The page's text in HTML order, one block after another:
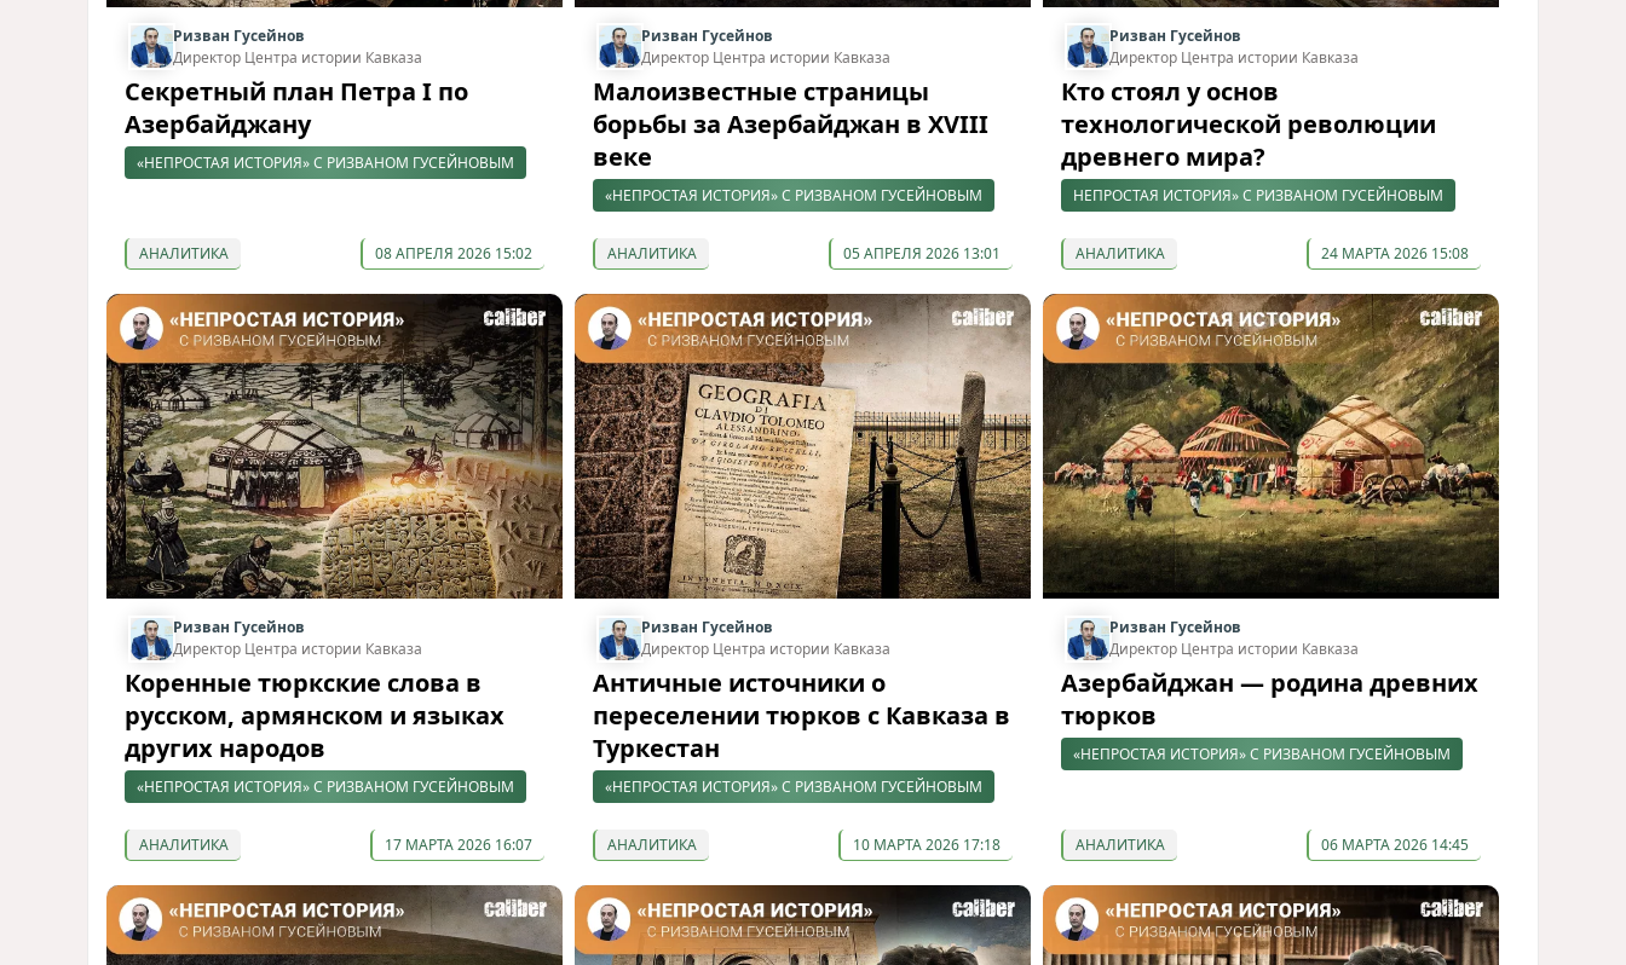
Ризван Гусейнов
Директор Центра истории Кавказа
Секретный план Петра I по
Азербайджану
«НЕПРОСТАЯ ИСТОРИЯ» С РИЗВАНОМ ГУСЕЙНОВЫМ
АНАЛИТИКА 08 АПРЕЛЯ 2026 15:02
Ризван Гусейнов
Директор Центра истории Кавказа
Малоизвестные страницы
борьбы за Азербайджан в XVIII
веке
«НЕПРОСТАЯ ИСТОРИЯ» С РИЗВАНОМ ГУСЕЙНОВЫМ
АНАЛИТИКА 05 АПРЕЛЯ 2026 13:01
Ризван Гусейнов
Директор Центра истории Кавказа
Кто стоял у основ
технологической революции
древнего мира?
НЕПРОСТАЯ ИСТОРИЯ» С РИЗВАНОМ ГУСЕЙНОВЫМ
АНАЛИТИКА 24 МАРТА 2026 15:08
Ризван Гусейнов
Директор Центра истории Кавказа
Коренные тюркские слова в
русском, армянском и языках
других народов
«НЕПРОСТАЯ ИСТОРИЯ» С РИЗВАНОМ ГУСЕЙНОВЫМ
АНАЛИТИКА 17 МАРТА 2026 16:07
Ризван Гусейнов
Директор Центра истории Кавказа
Античные источники о
переселении тюрков с Кавказа в
Туркестан
«НЕПРОСТАЯ ИСТОРИЯ» С РИЗВАНОМ ГУСЕЙНОВЫМ
АНАЛИТИКА 10 МАРТА 2026 17:18
Ризван Гусейнов
Директор Центра истории Кавказа
Азербайджан — родина древних
тюрков
«НЕПРОСТАЯ ИСТОРИЯ» С РИЗВАНОМ ГУСЕЙНОВЫМ
АНАЛИТИКА 06 МАРТА 2026 14:45